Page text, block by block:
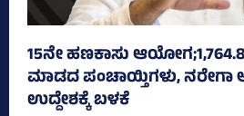
15ನೇ ಹಣಕಾಸು
ಮಾಡದ ಪಂಚಾಯ್ತಿಗಳು, ನರೇಗಾ
ಉದ್ದೇಶಕ್ಕೆ ಬಳಕೆ